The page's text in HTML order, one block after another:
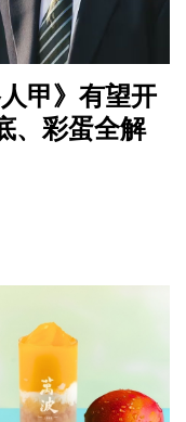
甲》有望开
、彩蛋全解